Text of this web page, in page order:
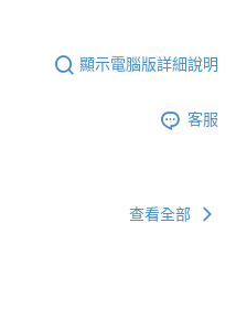
顯示電腦版詳細說明
客服
查看全部